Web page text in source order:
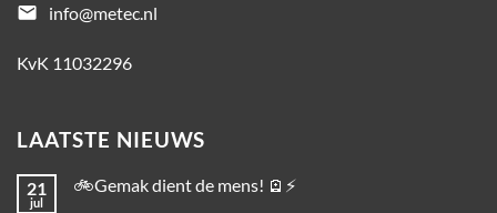
email
info@metec.nl
KvK 11032296
LAATSTE NIEUWS
21
jul
🚲Gemak dient de mens! 🪫⚡